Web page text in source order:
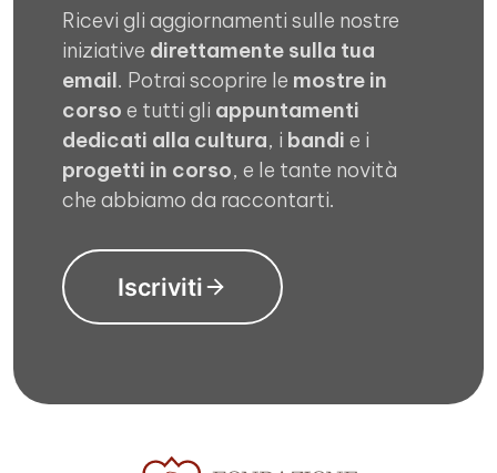
Ricevi gli aggiornamenti sulle nostre
iniziative direttamente sulla tua
email. Potrai scoprire le mostre in
corso e tutti gli appuntamenti
dedicati alla cultura, i bandi e i
progetti in corso, e le tante novità
che abbiamo da raccontarti.
Iscriviti